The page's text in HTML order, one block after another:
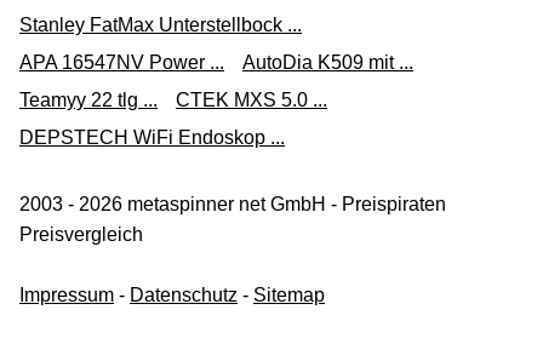
Stanley FatMax Unterstellbock ...
APA 16547NV Power ...
AutoDia K509 mit ...
Teamyy 22 tlg ...
CTEK MXS 5.0 ...
DEPSTECH WiFi Endoskop ...
2003 - 2026 metaspinner net GmbH - Preispiraten
Preisvergleich
Impressum - Datenschutz - Sitemap